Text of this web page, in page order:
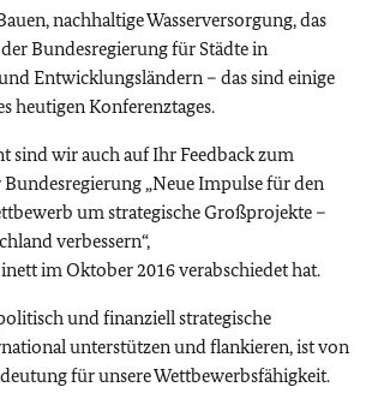
nachhaltige Wasserversorgung, das
Bundesregierung für Städte in
Entwicklungsländern – das sind einige
heutigen Konferenztages.
sind wir auch auf Ihr Feedback zum
Bundesregierung „Neue Impulse für den
um strategische Großprojekte –
verbessern“,
im Oktober 2016 verabschiedet hat.
und finanziell strategische
unterstützen und flankieren, ist von
für unsere Wettbewerbsfähigkeit.